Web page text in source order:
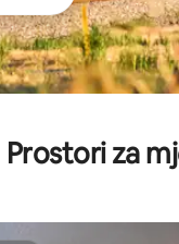
Prostori za